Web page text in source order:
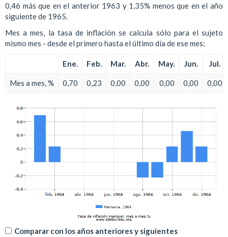
0,46 más que en el anterior 1963 y 1,35% menos que en el año
siguiente de 1965.
Mes a mes, la tasa de inflación se calcula sólo para el sujeto
mismo mes - desde el primero hasta el último día de ese mes:
Ene. Feb. Mar. Abr. May. Jun. Jul.
Mes a mes, % 0,70 0,23 0,00 0,00 0,00 0,00 0,00
Comparar con los años anteriores y siguientes